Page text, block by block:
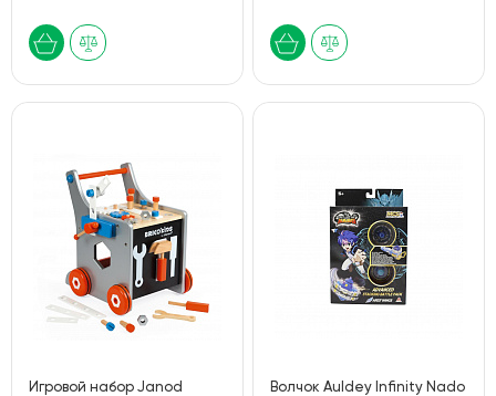
Игровой набор Janod
Волчок Auldey Infinity Nado